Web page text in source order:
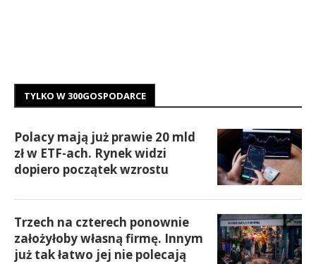
TYLKO W 300GOSPODARCE
Polacy mają już prawie 20 mld
zł w ETF-ach. Rynek widzi
dopiero początek wzrostu
Trzech na czterech ponownie
założyłoby własną firmę. Innym
już tak łatwo jej nie polecają